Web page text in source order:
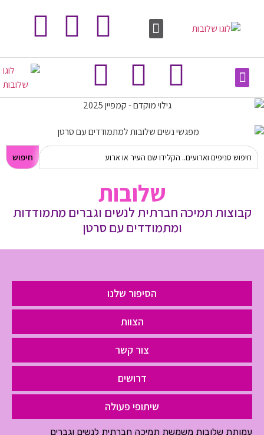
חיפוש
שלובות
קבוצות תמיכה חברתית לנשים וגברים מתמודדות
ומתמודדים עם סרטן
הסיפור שלנו
הצוות
צור קשר
דרושים
שיתופי פעולה
עמותת שלובות משמשת תמיכה חברתית לנשים וגברים